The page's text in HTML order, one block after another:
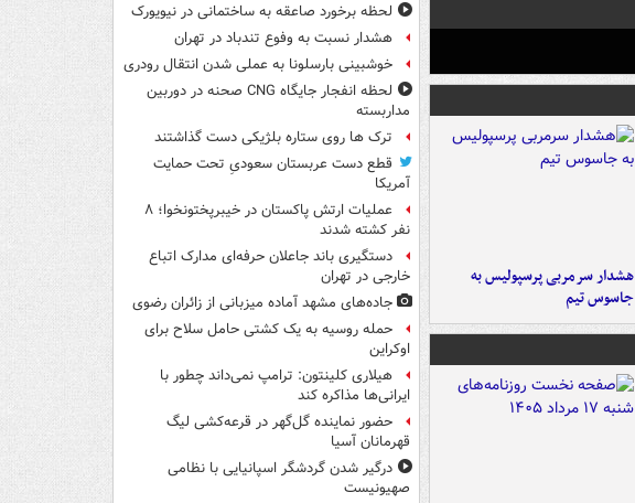
هشدار سرمربی پرسپولیس به
جاسوس تیم
لحظه برخورد صاعقه به ساختمانی در نیویورک
هشدار نسبت به وفوع تندباد در تهران
خوشبینی بارسلونا به عملی شدن انتقال رودری
لحظه انفجار جایگاه CNG صحنه در دوربین
مداربسته
ترک ها روی ستاره بلژیکی دست گذاشتند
قطع دست عربستان سعودیِ تحت حمایت
آمریکا
عملیات ارتش پاکستان در خیبرپختونخوا؛ ۸
نفر کشته شدند
دستگیری باند جاعلان حرفه‌ای مدارک اتباع
خارجی در تهران
جاده‌های مشهد آماده میزبانی از زائران رضوی
حمله روسیه به یک کشتی حامل سلاح برای
اوکراین
هیلاری کلینتون: ترامپ نمی‌داند چطور با
ایرانی‌ها مذاکره کند
حضور نماینده گل‌گهر در قرعه‌کشی لیگ
قهرمانان آسیا
درگیر شدن گردشگر اسپانیایی با نظامی
صهیونیست